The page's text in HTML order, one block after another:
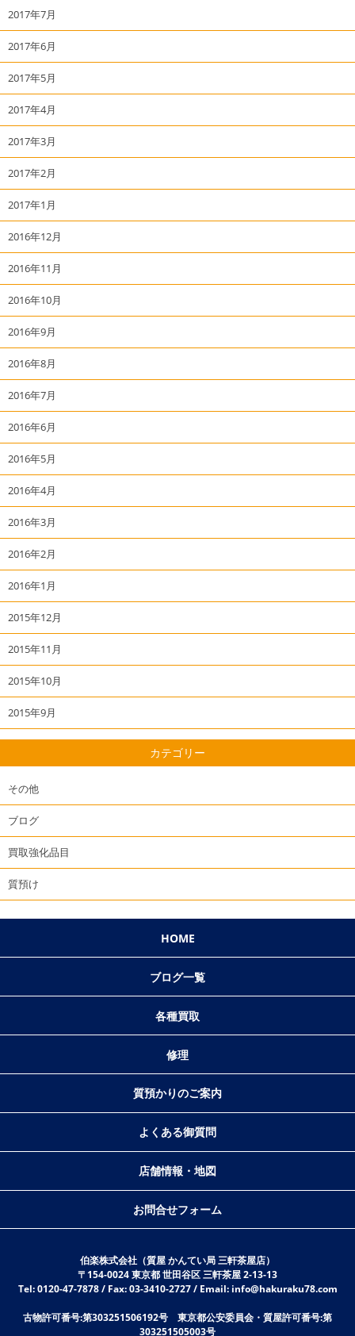
2017年7月
2017年6月
2017年5月
2017年4月
2017年3月
2017年2月
2017年1月
2016年12月
2016年11月
2016年10月
2016年9月
2016年8月
2016年7月
2016年6月
2016年5月
2016年4月
2016年3月
2016年2月
2016年1月
2015年12月
2015年11月
2015年10月
2015年9月
カテゴリー
その他
ブログ
買取強化品目
質預け
HOME
ブログ一覧
各種買取
修理
質預かりのご案内
よくある御質問
店舗情報・地図
お問合せフォーム
伯楽株式会社（質屋 かんてい局 三軒茶屋店）
〒154-0024 東京都 世田谷区 三軒茶屋 2-13-13
Tel: 0120-47-7878 / Fax: 03-3410-2727 / Email: info@hakuraku78.com
古物許可番号:第303251506192号 東京都公安委員会・質屋許可番号:第
303251505003号